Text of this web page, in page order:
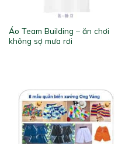
Áo Team Building – ăn chơi
không sợ mưa rơi